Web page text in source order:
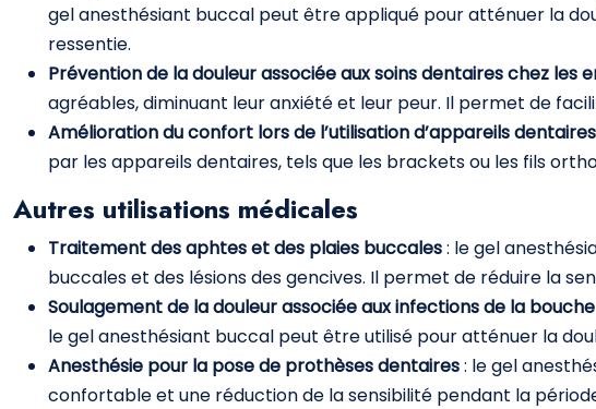
gel anesthésiant buccal peut être appliqué pour atténuer la
ressentie.
Prévention de la douleur associée aux soins dentaires chez les
agréables, diminuant leur anxiété et leur peur. Il permet de
Amélioration du confort lors de l’utilisation d’appareils dentaires
par les appareils dentaires, tels que les brackets ou les fils
Autres utilisations médicales
Traitement des aphtes et des plaies buccales: le gel
buccales et des lésions des gencives. Il permet de réduire la
Soulagement de la douleur associée aux infections de la bouche
le gel anesthésiant buccal peut être utilisé pour atténuer la
Anesthésie pour la pose de prothèses dentaires: le gel
confortable et une réduction de la sensibilité pendant la